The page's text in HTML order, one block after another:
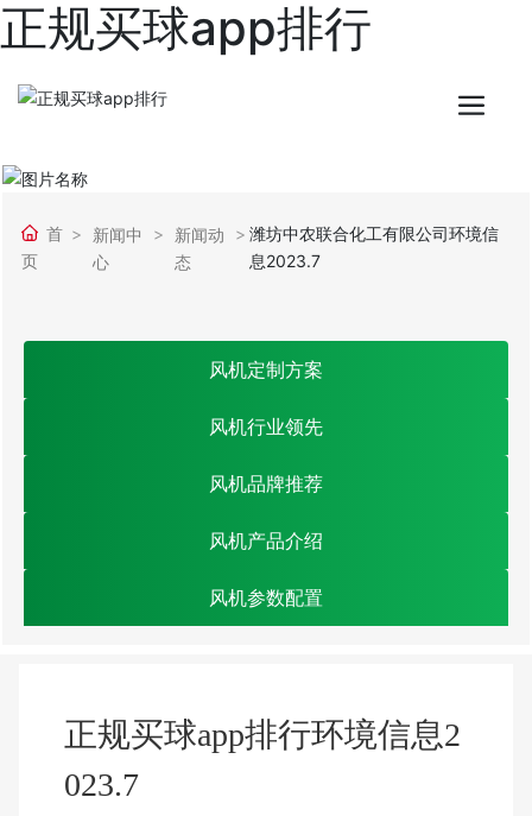
正规买球app排行
首
页
新闻中
心
新闻动
态
潍坊中农联合化工有限公司环境信
息2023.7
风机定制方案
风机行业领先
风机品牌推荐
风机产品介绍
风机参数配置
正规买球app排行环境信息2
023.7